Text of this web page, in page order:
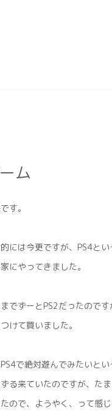
ム
す。
には今更ですが、PS4と
にやってきました。
でずーとPS2だったので
けて買いました。
で絶対遊んでみたいと
る来ていたのですが、た
ので、ようやく、って感じ